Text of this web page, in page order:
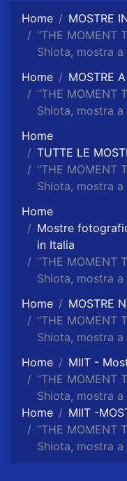
Home
MOSTRE
“THE MOMENT
Shiota, mostra a
Home
MOSTRE
“THE MOMENT
Shiota, mostra a
Home
TUTTE LE
“THE MOMENT
Shiota, mostra a
Home
Mostre
in Italia
“THE MOMENT
Shiota, mostra a
Home
MOSTRE
“THE MOMENT
Shiota, mostra a
Home
MIIT -
“THE MOMENT
Shiota, mostra a
Home
MIIT -
“THE MOMENT
Shiota, mostra a